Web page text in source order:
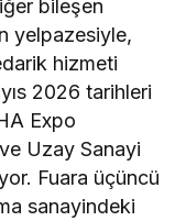
bileşen
yelpazesiyle,
hizmeti
2026 tarihleri
Expo
Uzay Sanayi
Fuara üçüncü
sanayindeki